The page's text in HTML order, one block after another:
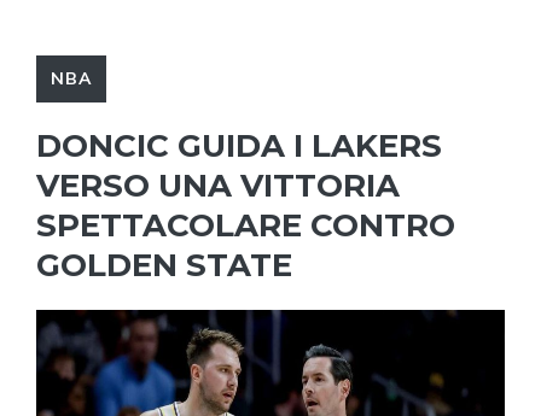
NBA
DONCIC GUIDA I LAKERS
VERSO UNA VITTORIA
SPETTACOLARE CONTRO
GOLDEN STATE